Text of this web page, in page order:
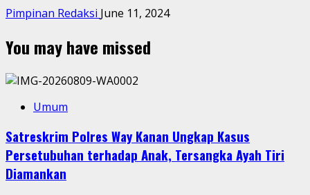
Pimpinan Redaksi June 11, 2024
You may have missed
Umum
Satreskrim Polres Way Kanan Ungkap Kasus
Persetubuhan terhadap Anak, Tersangka Ayah Tiri
Diamankan